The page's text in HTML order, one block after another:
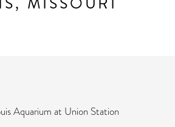
Aquarium at Union Station